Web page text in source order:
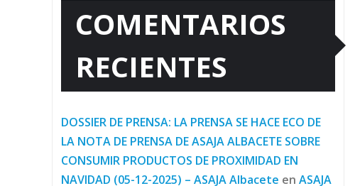
COMENTARIOS
RECIENTES
DOSSIER DE PRENSA: LA PRENSA SE HACE ECO DE
LA NOTA DE PRENSA DE ASAJA ALBACETE SOBRE
CONSUMIR PRODUCTOS DE PROXIMIDAD EN
NAVIDAD (05-12-2025) – ASAJA Albacete en ASAJA